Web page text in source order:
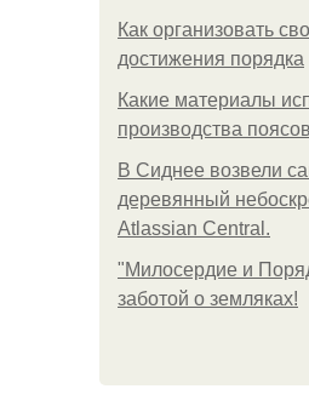
Как организовать
достижения порядка
Какие материалы
производства
В Сиднее возвели
деревянный
Atlassian Central.
"Милосердие и
заботой о земляках!